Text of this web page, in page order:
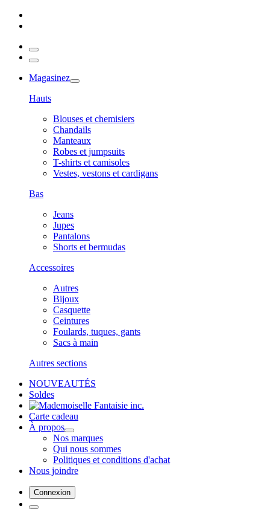
Magasinez
Hauts
Blouses et chemisiers
Chandails
Manteaux
Robes et jumpsuits
T-shirts et camisoles
Vestes, vestons et cardigans
Bas
Jeans
Jupes
Pantalons
Shorts et bermudas
Accessoires
Autres
Bijoux
Casquette
Ceintures
Foulards, tuques, gants
Sacs à main
Autres sections
NOUVEAUTÉS
Soldes
Carte cadeau
À propos
Nos marques
Qui nous sommes
Politiques et conditions d'achat
Nous joindre
Connexion